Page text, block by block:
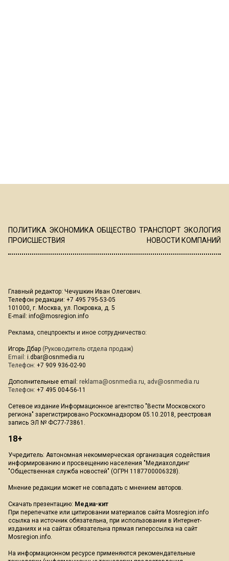
ПОЛИТИКА ЭКОНОМИКА ОБЩЕСТВО ТРАНСПОРТ ЭКОЛОГИЯ
ПРОИСШЕСТВИЯ
НОВОСТИ КОМПАНИЙ
Главный редактор: Чечушкин Иван Олегович.
Телефон редакции: +7 495 795-53-05
101000, г. Москва, ул. Покровка, д. 5
E-mail: info@mosregion.info
Реклама, спецпроекты и иное сотрудничество:
Игорь Дбар (Руководитель отдела продаж)
Email: i.dbar@osnmedia.ru
Телефон: +7 909 936-02-90
Дополнительные email: reklama@osnmedia.ru, adv@osnmedia.ru
Телефон: +7 495 004-56-11
Сетевое издание Информационное агентство "Вести Московского
региона" зарегистрировано Роскомнадзором 05.10.2018, реестровая
запись ЭЛ № ФС77-73861.
18+
Учредитель: Автономная некоммерческая организация содействия
информированию и просвещению населения "Медиахолдинг
"Общественная служба новостей" (ОГРН 1187700006328).
Мнение редакции может не совпадать с мнением авторов.
Скачать презентацию: Медиа-кит
При перепечатке или цитировании материалов сайта Mosregion.info
ссылка на источник обязательна, при использовании в Интернет-
изданиях и на сайтах обязательна прямая гиперссылка на сайт
Mosregion.info.
На информационном ресурсе применяются рекомендательные